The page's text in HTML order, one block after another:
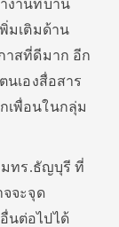
งานที่บ้าน
มเติมด้าน
าสที่ดีมาก อีก
นเองสื่อสาร
เพื่อนในกลุ่ม
มทร.ธัญบุรี ที่
จะจุด
นต่อไปได้